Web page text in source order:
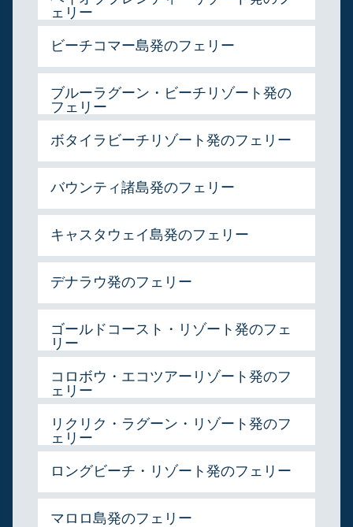
ェリー
ビーチコマー島発のフェリー
ブルーラグーン・ビーチリゾート発の
フェリー
ボタイラビーチリゾート発のフェリー
バウンティ諸島発のフェリー
キャスタウェイ島発のフェリー
デナラウ発のフェリー
ゴールドコースト・リゾート発のフェ
リー
コロボウ・エコツアーリゾート発のフ
ェリー
リクリク・ラグーン・リゾート発のフ
ェリー
ロングビーチ・リゾート発のフェリー
マロロ島発のフェリー